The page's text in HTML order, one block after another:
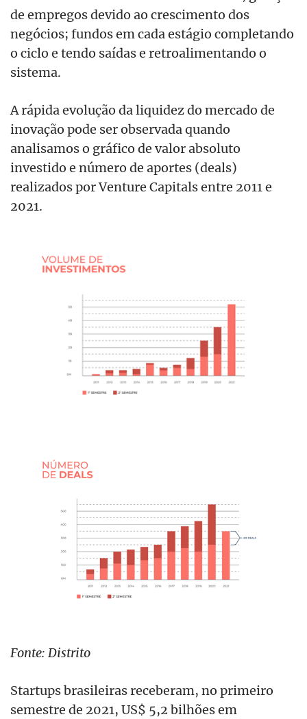
de empregos devido ao crescimento dos
negócios; fundos em cada estágio completando
o ciclo e tendo saídas e retroalimentando o
sistema.
A rápida evolução da liquidez do mercado de
inovação pode ser observada quando
analisamos o gráfico de valor absoluto
investido e número de aportes (deals)
realizados por Venture Capitals entre 2011 e
2021.
Fonte: Distrito
Startups brasileiras receberam, no primeiro
semestre de 2021, US$ 5,2 bilhões em